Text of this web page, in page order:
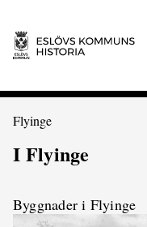
Du är här:
Flyinge
I Flyinge
Byggnader i Flyinge